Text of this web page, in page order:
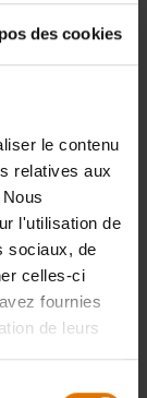
des cookies
le contenu
relatives aux
l'utilisation de
sociaux, de
celles-ci
fournies
de leurs